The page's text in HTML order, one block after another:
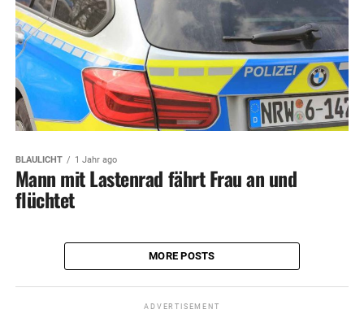
BLAULICHT 1 Jahr ago
Mann mit Lastenrad fährt Frau an und
flüchtet
MORE POSTS
ADVERTISEMENT